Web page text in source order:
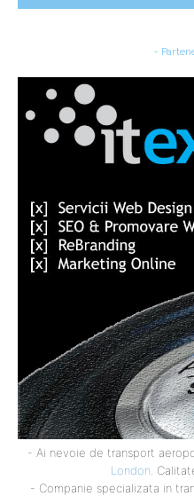
-
- Ai nevoie de transport
London .
- Companie specializata in